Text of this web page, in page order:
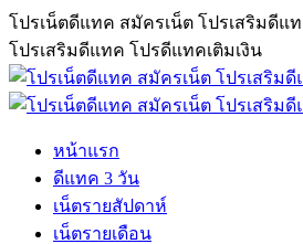
Skip
to
content
โปรเน็ตดีแทค สมัครเน็ต โปรเสริมดีแ
โปรเสริมดีแทค โปรดีแทคเติมเงิน
หน้าแรก
ดีแทค 3 วัน
เน็ตรายสัปดาห์
เน็ตรายเดือน